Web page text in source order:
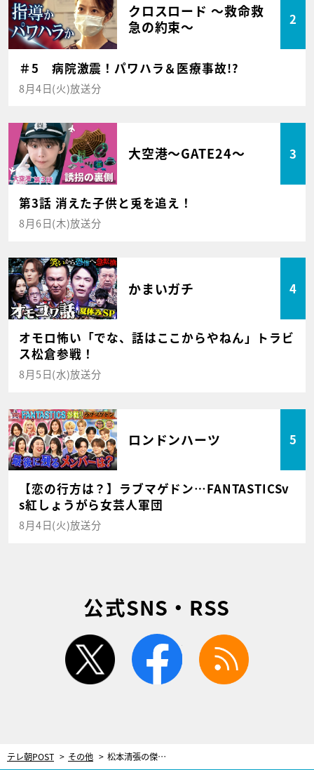
クロスロード ～救命救
急の約束～
2
＃5 病院激震！パワハラ＆医療事故!?
8月4日(火)放送分
大空港～GATE24～ 3
第3話 消えた子供と兎を追え！
8月6日(木)放送分
かまいガチ 4
オモロ怖い「でな、話はここからやねん」トラビ
ス松倉参戦！
8月5日(水)放送分
ロンドンハーツ 5
【恋の行方は？】ラブマゲドン…FANTASTICSv
s紅しょうがら女芸人軍団
8月4日(火)放送分
公式SNS・RSS
twitter facebook
テレ朝POST その他 松本清張の傑作短編小説『鬼畜』、玉木宏主演でスペシャルドラマ化決定！